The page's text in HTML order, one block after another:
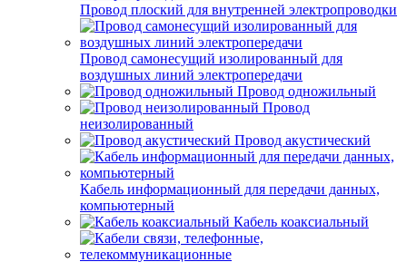
Провод плоский для внутренней электропроводки
Провод самонесущий изолированный для
воздушных линий электропередачи
Провод одножильный
Провод
неизолированный
Провод акустический
Кабель информационный для передачи данных,
компьютерный
Кабель коаксиальный